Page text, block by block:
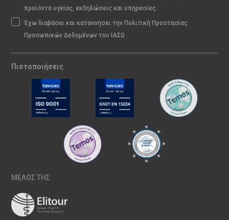
προϊόντα υγείας, εκδηλώσεις και υπηρεσίες.
Έχω διαβάσει και κατανοήσει την Πολιτική Προστασίας
Προσωπικών Δεδομένων του ΙΑΣΩ
Πιστοποιήσεις
ΜΕΛΟΣ ΤΗΣ